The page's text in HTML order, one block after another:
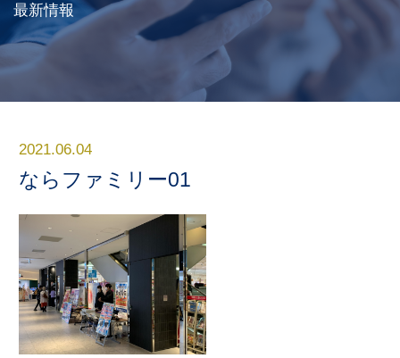
最新情報
2021.06.04
ならファミリー01